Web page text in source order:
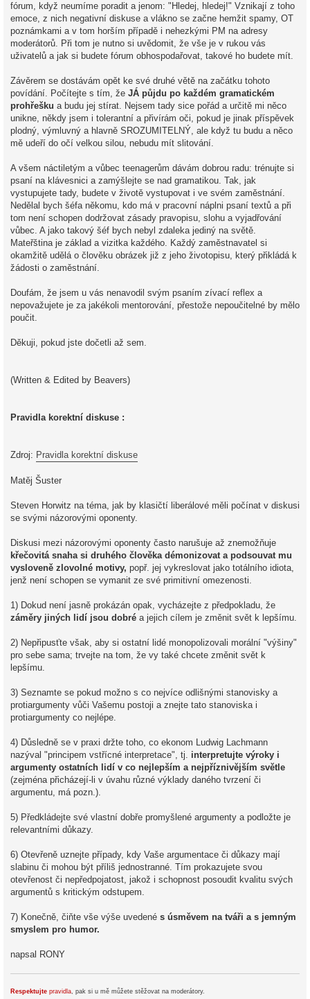
fórum, když neumíme poradit a jenom: "Hledej, hledej!" Vznikají z toho
emoce, z nich negativní diskuse a vlákno se začne hemžit spamy, OT
poznámkami a v tom horším případě i nehezkými PM na adresy
moderátorů. Při tom je nutno si uvědomit, že vše je v rukou vás
uživatelů a jak si budete fórum obhospodařovat, takové ho budete mít.
Závěrem se dostávám opět ke své druhé větě na začátku tohoto
povídání. Počítejte s tím, že JÁ půjdu po každém gramatickém
prohřešku a budu jej stírat. Nejsem tady sice pořád a určitě mi něco
unikne, někdy jsem i tolerantní a přivírám oči, pokud je jinak příspěvek
plodný, výmluvný a hlavně SROZUMITELNÝ, ale když tu budu a něco
mě udeří do očí velkou silou, nebudu mít slitování.
A všem náctiletým a vůbec teenagerům dávám dobrou radu: trénujte si
psaní na klávesnici a zamýšlejte se nad gramatikou. Tak, jak
vystupujete tady, budete v životě vystupovat i ve svém zaměstnání.
Nedělal bych šéfa někomu, kdo má v pracovní náplni psaní textů a při
tom není schopen dodržovat zásady pravopisu, slohu a vyjadřování
vůbec. A jako takový šéf bych nebyl zdaleka jediný na světě.
Mateřština je základ a vizitka každého. Každý zaměstnavatel si
okamžitě udělá o člověku obrázek již z jeho životopisu, který přikládá k
žádosti o zaměstnání.
Doufám, že jsem u vás nenavodil svým psaním zívací reflex a
nepovažujete je za jakékoli mentorování, přestože nepoučitelné by mělo
poučit.
Děkuji, pokud jste dočetli až sem.
(Written & Edited by Beavers)
Pravidla korektní diskuse :
Zdroj: Pravidla korektní diskuse
Matěj Šuster
Steven Horwitz na téma, jak by klasičtí liberálové měli počínat v diskusi
se svými názorovými oponenty.
Diskusi mezi názorovými oponenty často narušuje až znemožňuje
křečovitá snaha si druhého člověka démonizovat a podsouvat mu
vysloveně zlovolné motivy, popř. jej vykreslovat jako totálního idiota,
jenž není schopen se vymanit ze své primitivní omezenosti.
1) Dokud není jasně prokázán opak, vycházejte z předpokladu, že
záměry jiných lidí jsou dobré a jejich cílem je změnit svět k lepšímu.
2) Nepřipusťte však, aby si ostatní lidé monopolizovali morální "výšiny"
pro sebe sama; trvejte na tom, že vy také chcete změnit svět k
lepšímu.
3) Seznamte se pokud možno s co nejvíce odlišnými stanovisky a
protiargumenty vůči Vašemu postoji a znejte tato stanoviska i
protiargumenty co nejlépe.
4) Důsledně se v praxi držte toho, co ekonom Ludwig Lachmann
nazýval "principem vstřícné interpretace", tj. interpretujte výroky i
argumenty ostatních lidí v co nejlepším a nejpříznivějším světle
(zejména přicházejí-li v úvahu různé výklady daného tvrzení či
argumentu, má pozn.).
5) Předkládejte své vlastní dobře promyšlené argumenty a podložte je
relevantními důkazy.
6) Otevřeně uznejte případy, kdy Vaše argumentace či důkazy mají
slabinu či mohou být příliš jednostranné. Tím prokazujete svou
otevřenost či nepředpojatost, jakož i schopnost posoudit kvalitu svých
argumentů s kritickým odstupem.
7) Konečně, čiňte vše výše uvedené s úsměvem na tváři a s jemným
smyslem pro humor.
napsal RONY
Respektujte pravidla , pak si u mě můžete stěžovat na moderátory.